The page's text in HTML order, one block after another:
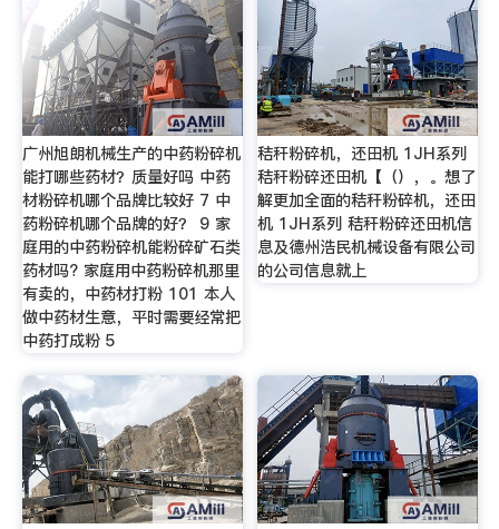
广州旭朗机械生产的中药粉碎机
能打哪些药材？质量好吗 中药
材粉碎机哪个品牌比较好 7 中
药粉碎机哪个品牌的好？ 9 家
庭用的中药粉碎机能粉碎矿石类
药材吗? 家庭用中药粉碎机那里
有卖的，中药材打粉 101 本人
做中药材生意，平时需要经常把
中药打成粉 5
秸秆粉碎机，还田机 1JH系列
秸秆粉碎还田机【（），。想了
解更加全面的秸秆粉碎机，还田
机 1JH系列 秸秆粉碎还田机信
息及德州浩民机械设备有限公司
的公司信息就上